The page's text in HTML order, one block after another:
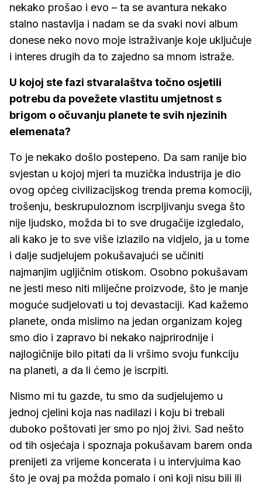
nekako prošao i evo – ta se avantura nekako
stalno nastavlja i nadam se da svaki novi album
donese neko novo moje istraživanje koje uključuje
i interes drugih da to zajedno sa mnom istraže.
U kojoj ste fazi stvaralaštva točno osjetili
potrebu da povežete vlastitu umjetnost s
brigom o očuvanju planete te svih njezinih
elemenata?
To je nekako došlo postepeno. Da sam ranije bio
svjestan u kojoj mjeri ta muzička industrija je dio
ovog općeg civilizacijskog trenda prema komociji,
trošenju, beskrupuloznom iscrpljivanju svega što
nije ljudsko, možda bi to sve drugačije izgledalo,
ali kako je to sve više izlazilo na vidjelo, ja u tome
i dalje sudjelujem pokušavajući se učiniti
najmanjim ugljičnim otiskom. Osobno pokušavam
ne jesti meso niti mliječne proizvode, što je manje
moguće sudjelovati u toj devastaciji. Kad kažemo
planete, onda mislimo na jedan organizam kojeg
smo dio i zapravo bi nekako najprirodnije i
najlogičnije bilo pitati da li vršimo svoju funkciju
na planeti, a da li ćemo je iscrpiti.
Nismo mi tu gazde, tu smo da sudjelujemo u
jednoj cjelini koja nas nadilazi i koju bi trebali
duboko poštovati jer smo po njoj živi. Sad nešto
od tih osjećaja i spoznaja pokušavam barem onda
prenijeti za vrijeme koncerata i u intervjuima kao
što je ovaj pa možda pomalo i oni koji nisu bili ili